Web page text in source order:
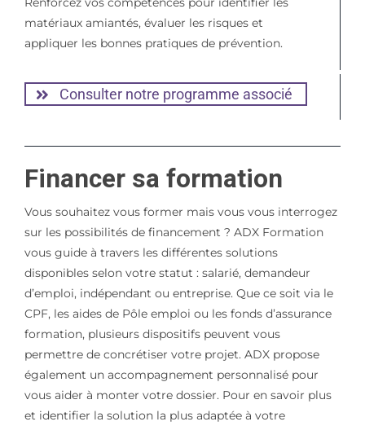
matériaux amiantés, évaluer les risques et
appliquer les bonnes pratiques de prévention.
Consulter notre programme associé
Financer sa formation
Vous souhaitez vous former mais vous vous interrogez
sur les possibilités de financement ? ADX Formation
vous guide à travers les différentes solutions
disponibles selon votre statut : salarié, demandeur
d’emploi, indépendant ou entreprise. Que ce soit via le
CPF, les aides de Pôle emploi ou les fonds d’assurance
formation, plusieurs dispositifs peuvent vous
permettre de concrétiser votre projet. ADX propose
également un accompagnement personnalisé pour
vous aider à monter votre dossier. Pour en savoir plus
et identifier la solution la plus adaptée à votre